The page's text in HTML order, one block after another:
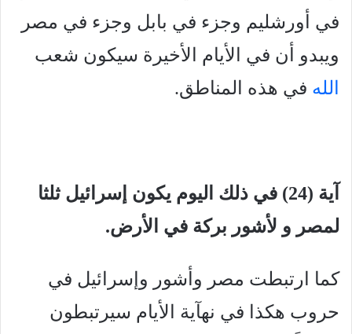
في أورشليم وجزء في بابل وجزء في مصر
ويبدو أن في الأيام الأخيرة سيكون شعب
الله في هذه المناطق.
آية (24) في ذلك اليوم يكون إسرائيل ثلثا
لمصر و لأشور بركة في الأرض.
كما ارتبطت مصر وأشور وإسرائيل في
حروب هكذا في نهآية الأيام سيرتبطون